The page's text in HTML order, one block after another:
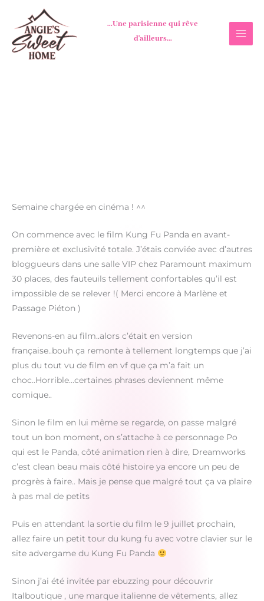
contenu
...Une parisienne qui rêve
d'ailleurs...
Semaine chargée en cinéma ! ^^
On commence avec le film Kung Fu Panda en avant-
première et exclusivité totale. J’étais conviée avec d’autres
bloggueurs dans une salle VIP chez Paramount maximum
30 places, des fauteuils tellement confortables qu’il est
impossible de se relever !( Merci encore à Marlène et
Passage Piéton )
Revenons-en au film..alors c’était en version
française..bouh ça remonte à tellement longtemps que j’ai
plus du tout vu de film en vf que ça m’a fait un
choc..Horrible…certaines phrases deviennent même
comique..
Sinon le film en lui même se regarde, on passe malgré
tout un bon moment, on s’attache à ce personnage Po
qui est le Panda, côté animation rien à dire, Dreamworks
c’est clean beau mais côté histoire ya encore un peu de
progrès à faire.. Mais je pense que malgré tout ça va plaire
à pas mal de petits
Puis en attendant la sortie du film le 9 juillet prochain,
allez faire un petit tour du kung fu avec votre clavier sur le
site advergame du Kung Fu Panda
Sinon j’ai été invitée par ebuzzing pour découvrir
Italboutique , une marque italienne de vêtements, allez